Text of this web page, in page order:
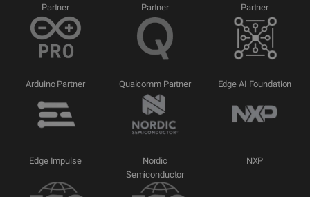
Partner
Partner
Partner
Arduino Partner Qualcomm Partner Edge AI Foundation
Edge Impulse
Nordic
Semiconductor
NXP